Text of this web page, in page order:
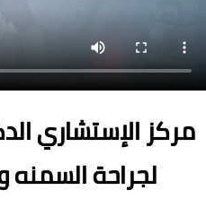
مركز الإستشاري
لجراحة السمنه